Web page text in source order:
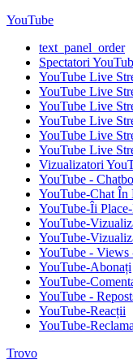
YouTube
text_panel_order
Spectatori
YouTube Live
YouTube Live
YouTube Live
YouTube Live
YouTube Live
YouTube Live
Vizualizatori
YouTube -
YouTube-Chat În
YouTube-Îi
YouTube-
YouTube-
YouTube - Views
YouTube-Abonați
YouTube-
YouTube -
YouTube-Reacții
YouTube-
Trovo